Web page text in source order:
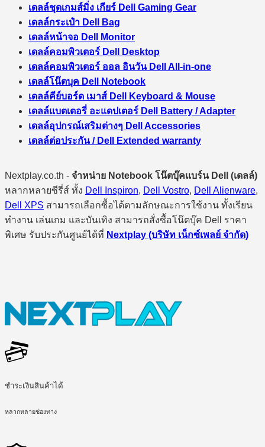
เดลล์ชุดเกมส์มิ่ง เกียร์ Dell Gaming Gear
เดลล์กระเป๋า Dell Bag
เดลล์หน้าจอ Dell Monitor
เดลล์คอมพิวเตอร์ Dell Desktop
เดลล์คอมพิวเตอร์ ออล อินวัน Dell All-in-one
เดลล์โน๊ตบุค Dell Notebook
เดลล์คีย์บอร์ด เมาส์ Dell Keyboard & Mouse
เดลล์แบตเตอรี่ อะแดปเตอร์ Dell Battery / Adapter
เดลล์อุปกรณ์เสริมต่างๆ Dell Accessories
เดลล์ต่อประกัน / Dell Extended warranty
Nextplay.co.th - จำหน่าย Notebook โน๊ตบุ๊คแบร์น Dell (เดลล์)
หลากหลายซีรี่ส์ ทั้ง Dell Inspiron, Dell Vostro, Dell Alienware,
Dell XPS สามารถเลือกซื้อได้ตามลักษณะการใช้งาน ทั้งเรียน
ทำงาน เล่นเกม และบันเทิง สามารถสั่งซื้อโน๊ตบุ๊ค Dell ราคา
พิเศษ รับประกันศูนย์ได้ที่ Nextplay (บริษัท เน็กซ์เพลย์ จำกัด)
ชำระเงินสินค้าได้
หลากหลายช่องทาง